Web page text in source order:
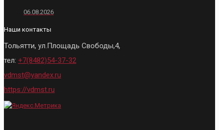
06.08.2026
Наши контакты
Тольятти, ул.Площадь Свободы,4,
тел: +7(8482)54-37-32
vdmst@yandex.ru
https://vdmst.ru